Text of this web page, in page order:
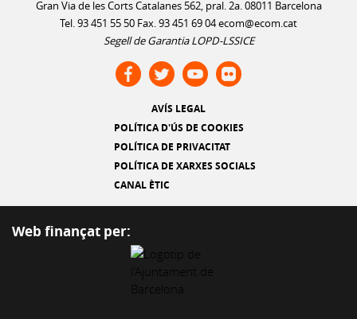
Gran Via de les Corts Catalanes 562, pral. 2a. 08011 Barcelona
Tel. 93 451 55 50 Fax. 93 451 69 04ecom@ecom.cat
Segell de Garantia LOPD-LSSICE
AVÍS LEGAL
POLÍTICA D'ÚS DE COOKIES
POLÍTICA DE PRIVACITAT
POLÍTICA DE XARXES SOCIALS
CANAL ÈTIC
Web finançat per: